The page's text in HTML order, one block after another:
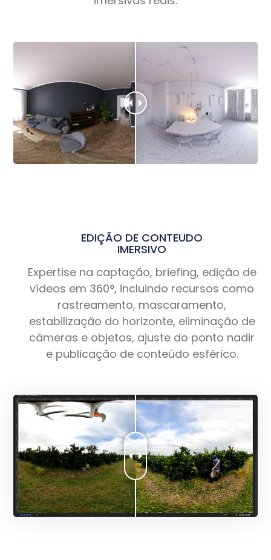
EDIÇÃO DE CONTEUDO
IMERSIVO
Expertise na captação, briefing, edição de
vídeos em 360°, incluindo recursos como
rastreamento, mascaramento,
estabilização do horizonte, eliminação de
câmeras e objetos, ajuste do ponto nadir
e publicação de conteúdo esférico.